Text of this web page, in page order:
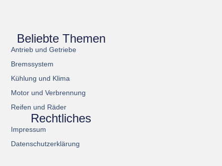
Beliebte Themen
Antrieb und Getriebe
Bremssystem
Kühlung und Klima
Motor und Verbrennung
Reifen und Räder
Rechtliches
Impressum
Datenschutzerklärung